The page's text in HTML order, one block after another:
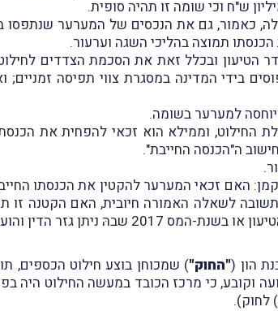
היות שהצהרת ההון שהגיש המערער ליום 31.12.2015 כָּללה, כאמור, גם
תמוצה בהליכי השגה וערעור.
וממילא הוא זכאי להפחית את
ה"הכנסה החייבת".
האם זכאי המערער להקטין את הכנסתו
והועברו לקרן החילוט בשנת 2017?; וככל שהתשובה לשאלה האמורה
הון ("החוק") שמכוחן בוצע חילוט הכספים,
כי מרכז הכובד במעשה החילוט היה